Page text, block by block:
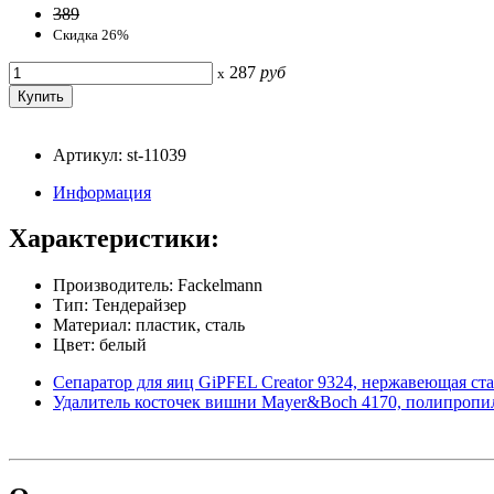
389
Скидка 26%
x 287 руб
Артикул: st-11039
Информация
Характеристики:
Производитель: Fackelmann
Тип: Тендерайзер
Материал: пластик, сталь
Цвет: белый
Сепаратор для яиц GiPFEL Creator 9324, нержавеющая
Удалитель косточек вишни Mayer&Boch 4170,